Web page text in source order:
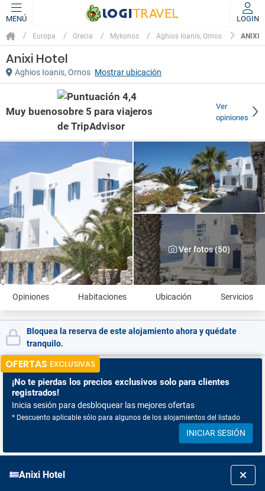
MENÚ LOGIN
Europa Grecia Mykonos Aghios Ioanis, Ornos ANIXI -
Anixi Hotel
Aghios Ioanis, Ornos Mostrar ubicación
Muy bueno
Ver
opiniones
Ver fotos (50)
Opiniones Habitaciones Ubicación Servicios
Bloquea la reserva de este alojamiento ahora y quédate
tranquilo.
OFERTAS EXCLUSIVAS
¡No te pierdas los precios exclusivos solo para clientes
registrados!
Inicia sesión para desbloquear las mejores ofertas
* Descuento aplicable sólo para algunos de los alojamientos del listado
INICIAR SESIÓN
Anixi Hotel